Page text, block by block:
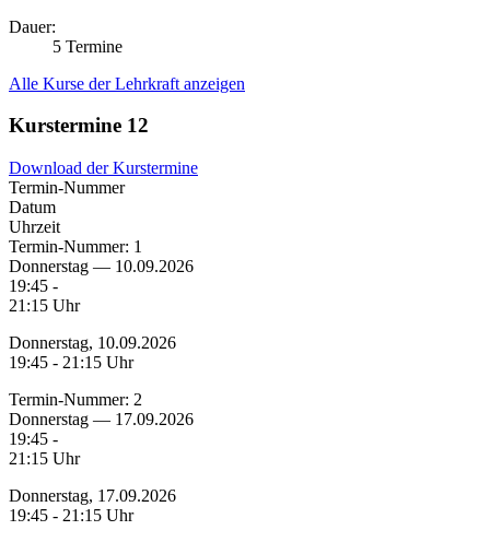
Dauer:
5 Termine
Alle Kurse der Lehrkraft anzeigen
Kurstermine 12
Download der Kurstermine
Termin-Nummer
Datum
Uhrzeit
Termin-Nummer: 1
Donnerstag — 10.09.2026
19:45 -
21:15 Uhr
Donnerstag, 10.09.2026
19:45 - 21:15 Uhr
Termin-Nummer: 2
Donnerstag — 17.09.2026
19:45 -
21:15 Uhr
Donnerstag, 17.09.2026
19:45 - 21:15 Uhr